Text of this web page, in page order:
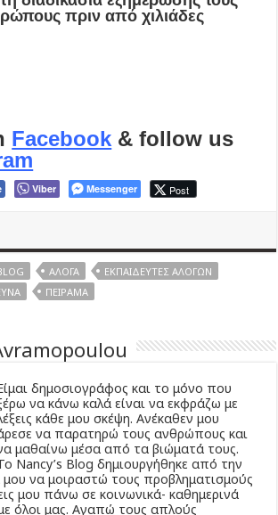
πριν από χιλιάδες
Facebook & follow us
Viber Messenger Post
ΆΛΟΓΑ
ΕΚΠΑΙΔΕΥΤΈΣ ΑΛΌΓΩΝ
ΠΕΊΡΑΜΑ
δημοσιογράφος και το μόνο που
να κάνω καλά είναι να εκφράζω με
κάθε μου σκέψη. Ανέκαθεν μου
να παρατηρώ τους ανθρώπους και
μαθαίνω μέσα από τα βιώματά τους.
Νancy’s Βlog δημιουργήθηκε από την
μου να μοιραστώ τους προβληματισμούς
μου πάνω σε κοινωνικά- καθημερινά
όλοι μας. Αγαπώ τους απλούς